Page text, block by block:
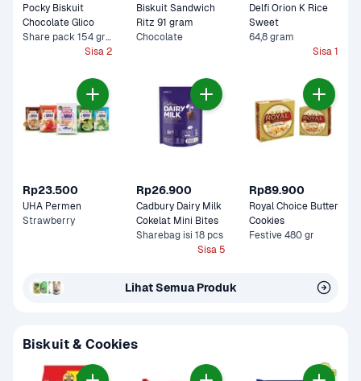
Pocky Biskuit
Share pack 154 gram
Sisa 2
Biskuit Sandwich
Ritz 91 gram
Chocolate
Delfi Orion K Rice
64,8 gram
Sisa 1
Rp23.500
Strawberry
Rp26.900
Cadbury Dairy Milk
Cokelat Mini Bites
Sharebag isi 18 pcs
Sisa 5
Rp89.900
Royal Choice Butter
Cookies
Festive 480 gr
Lihat Semua Produk
Biskuit & Cookies